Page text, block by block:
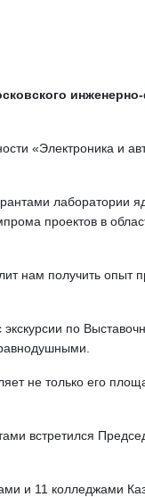
«Электроника и
лаборатории
проектов в
нам получить опыт
по
не только его
встретился
и 11 колледжами